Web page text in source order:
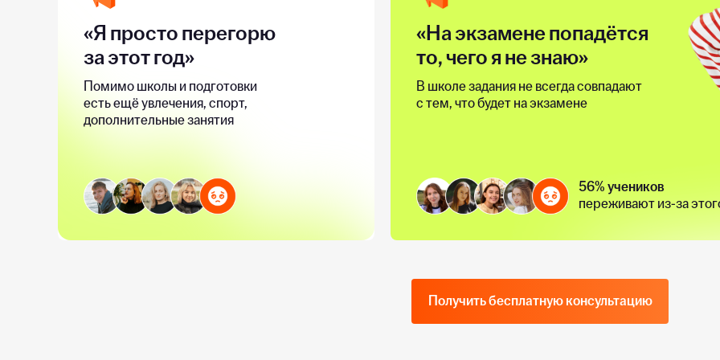
«Я просто перегорю
за этот год»
«На экзамене попадётся
то, чего я не знаю»
Помимо школы и подготовки
есть ещё увлечения, спорт,
дополнительные занятия
В школе задания не всегда совпадают
с тем, что будет на экзамене
56% учеников
переживают из-за
Получить бесплатную консультацию